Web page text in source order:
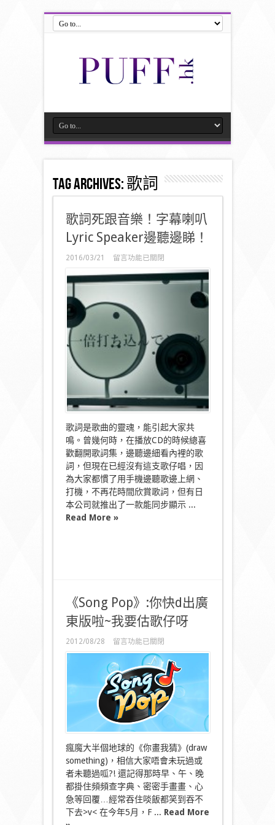
Tag Archives:歌詞
歌詞死跟音樂！字幕喇叭
Lyric Speaker邊聽邊睇！
2016/03/21
在
詞
音
樂！
幕
喇
Lyric
Speaker
聽
邊
中
留言功能已關閉
歌詞是歌曲的靈魂，能引起大家共
鳴。曾幾何時，在播放CD的時候總喜
歡翻開歌詞集，邊聽邊細看內裡的歌
詞，但現在已經沒有這支歌仔唱，因
為大家都慣了用手機邊聽歌邊上網、
打機，不再花時間欣賞歌詞，但有日
本公司就推出了一款能同步顯示 ...
Read More »
《Song Pop》:你快d出廣
東版啦~我要估歌仔呀
2012/08/28
在
〈《Song
Pop》:
你
快
d
出
廣
東
版
啦
~
我
要
估
歌
仔
呀〉
留言功能已關閉
瘋魔大半個地球的《你畫我猜》(draw
something)，相信大家唔會未玩過或
者未聽過呱?! 還記得那時早、午、晚
都掛住頻頻查字典、密密手畫畫、心
急等回覆…經常吞住啖飯都笑到吞不
下去>v< 在今年5月，F ... Read More